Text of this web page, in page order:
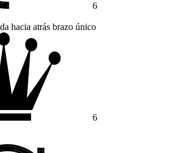
6
hacia atrás brazo único
6